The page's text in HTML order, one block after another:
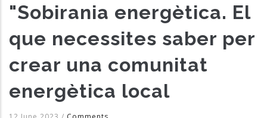
"Sobirania energètica. El
que necessites saber per
crear una comunitat
energètica local